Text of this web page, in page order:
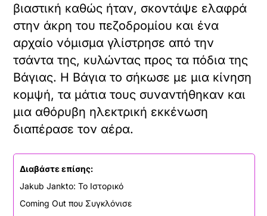
βιαστική καθώς ήταν, σκοντάψε ελαφρά
στην άκρη του πεζοδρομίου και ένα
αρχαίο νόμισμα γλίστρησε από την
τσάντα της, κυλώντας προς τα πόδια της
Βάγιας. Η Βάγια το σήκωσε με μια κίνηση
κομψή, τα μάτια τους συναντήθηκαν και
μια αθόρυβη ηλεκτρική εκκένωση
διαπέρασε τον αέρα.
Διαβάστε επίσης:
Jakub Jankto: Το Ιστορικό
Coming Out που Συγκλόνισε